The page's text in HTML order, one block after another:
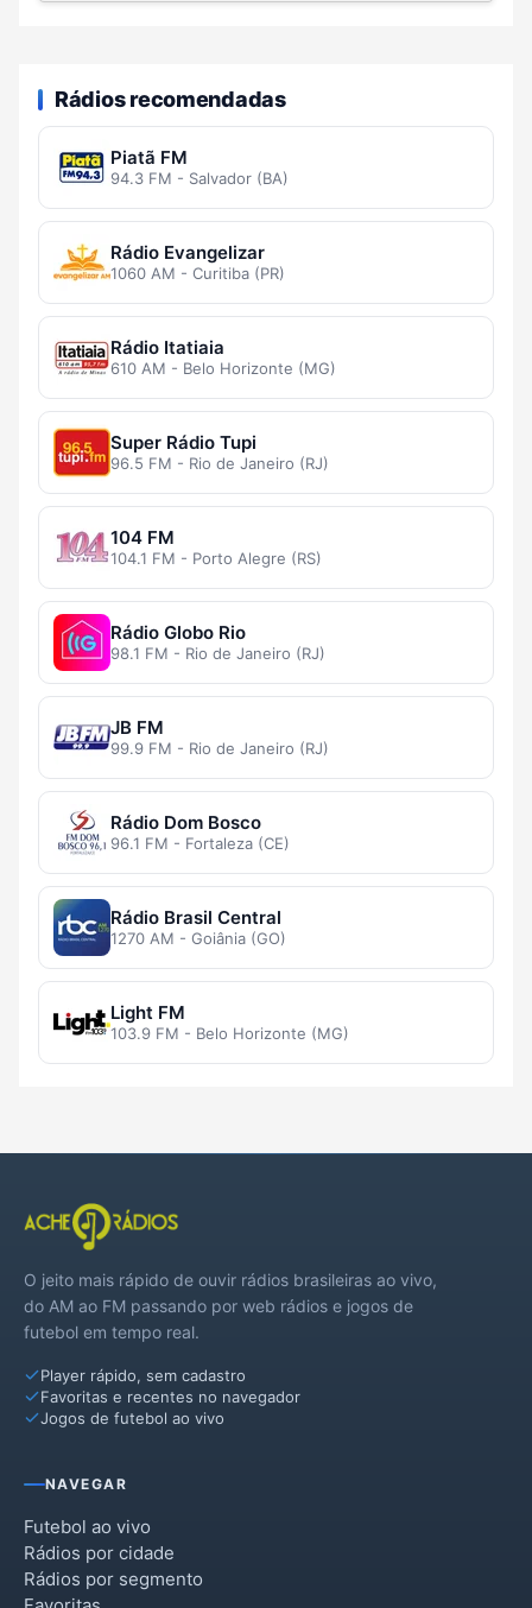
Rádios recomendadas
Piatã FM
94.3 FM - Salvador (BA)
Rádio Evangelizar
1060 AM - Curitiba (PR)
Rádio Itatiaia
610 AM - Belo Horizonte (MG)
Super Rádio Tupi
96.5 FM - Rio de Janeiro (RJ)
104 FM
104.1 FM - Porto Alegre (RS)
Rádio Globo Rio
98.1 FM - Rio de Janeiro (RJ)
JB FM
99.9 FM - Rio de Janeiro (RJ)
Rádio Dom Bosco
96.1 FM - Fortaleza (CE)
Rádio Brasil Central
1270 AM - Goiânia (GO)
Light FM
103.9 FM - Belo Horizonte (MG)
O jeito mais rápido de ouvir rádios brasileiras ao vivo,
do AM ao FM passando por web rádios e jogos de
futebol em tempo real.
Player rápido, sem cadastro
Favoritas e recentes no navegador
Jogos de futebol ao vivo
NAVEGAR
Futebol ao vivo
Rádios por cidade
Rádios por segmento